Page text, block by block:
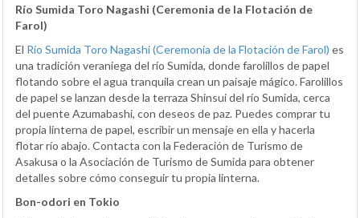
Río Sumida Toro Nagashi (Ceremonia de la Flotación de
Farol)
El Río Sumida Toro Nagashi (Ceremonia de la Flotación de Farol) es
una tradición veraniega del río Sumida, donde farolillos de papel
flotando sobre el agua tranquila crean un paisaje mágico. Farolillos
de papel se lanzan desde la terraza Shinsui del río Sumida, cerca
del puente Azumabashi, con deseos de paz. Puedes comprar tu
propia linterna de papel, escribir un mensaje en ella y hacerla
flotar río abajo. Contacta con la Federación de Turismo de
Asakusa o la Asociación de Turismo de Sumida para obtener
detalles sobre cómo conseguir tu propia linterna.
Bon-odori en Tokio